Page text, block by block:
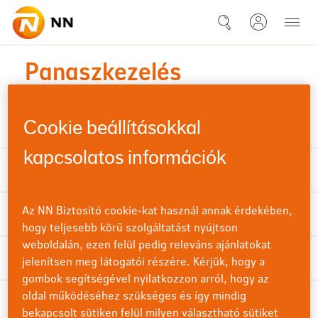
Ugrás a fő tartalomhoz
Gyakori kérdések
Panaszkezelés
kattintson ide!
Mik az NN Biztosító panaszkezelési irányelvei?
Milyen módon tehetek panaszt?
Milyen adatok szükségesek a panasztételhez?
Mennyi időn belül reagálnak panaszomra?
Cookie beállításokkal
kapcsolatos információk
Az NN Biztosító cookie-kat használ annak érdekében,
hogy teljesebb körű szolgáltatást nyújtson
weboldalán, ezen felül pedig releváns ajánlatokat
jelenítsen meg látogatói részére. Kérjük, hogy a
gombok segítségével nyilatkozzon arról, hogy az
oldal működéséhez szükséges és így mindig
bekapcsolt sütiken felül milyen választható sütiket